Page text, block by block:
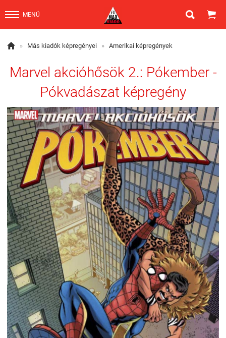
MENÜ  
 » Más kiadók képregényei » Amerikai képregények
Marvel akcióhősök 2.: Pókember -
Pókvadászat képregény